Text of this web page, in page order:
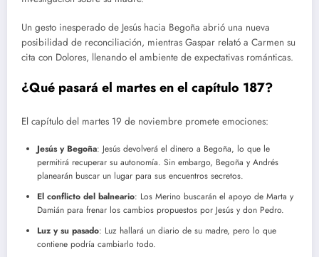
Un gesto inesperado de Jesús hacia Begoña abrió una nueva
posibilidad de reconciliación, mientras Gaspar relató a Carmen su
cita con Dolores, llenando el ambiente de expectativas románticas.
¿Qué pasará el martes en el capítulo 187?
El capítulo del martes 19 de noviembre promete emociones:
Jesús y Begoña: Jesús devolverá el dinero a Begoña, lo que le
permitirá recuperar su autonomía. Sin embargo, Begoña y Andrés
planearán buscar un lugar para sus encuentros secretos.
El conflicto del balneario: Los Merino buscarán el apoyo de Marta y
Damián para frenar los cambios propuestos por Jesús y don Pedro.
Luz y su pasado: Luz hallará un diario de su madre, pero lo que
contiene podría cambiarlo todo.